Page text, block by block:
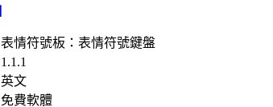
表情符號板：表情符號鍵盤
1.1.1
英文
免費軟體